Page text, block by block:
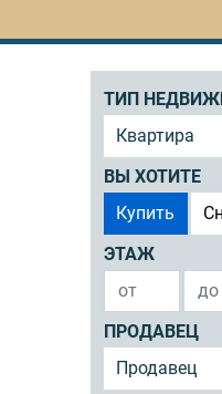
ТИП
Квартира
ВЫ ХОТИТЕ
Купить
ЭТАЖ
ПРОДАВЕЦ
Продавец